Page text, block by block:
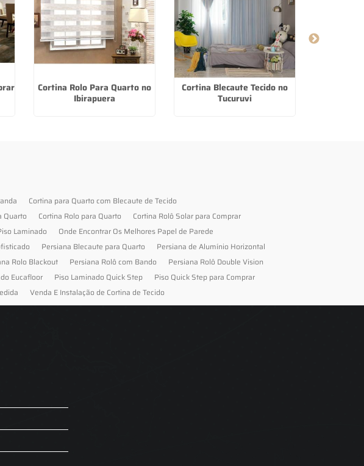
Cortina Rolo Para Quarto no
Ibirapuera
Cortina Blecaute Tecido no
Tucuruvi
Cortina para Quarto com Blecaute de Tecido
Quarto Cortina Rolo para Quarto
Cortina Rolô Solar para Comprar
Laminado
Onde Encontrar Os Melhores Papel de Parede
Persiana Blecaute para Quarto
Persiana de Alumínio Horizontal
Rolo Blackout Persiana Rolô com Bando
Persiana Rolô Double Vision
Eucafloor Piso Laminado Quick Step
Piso Quick Step para Comprar
Venda E Instalação de Cortina de Tecido